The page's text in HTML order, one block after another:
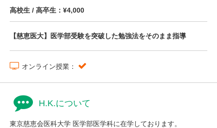
高校生 / 高卒生：¥4,000
【慈恵医大】医学部受験を突破した勉強法をそのまま指導
オンライン授業：
H.K.について
東京慈恵会医科大学 医学部医学科に在学しております。